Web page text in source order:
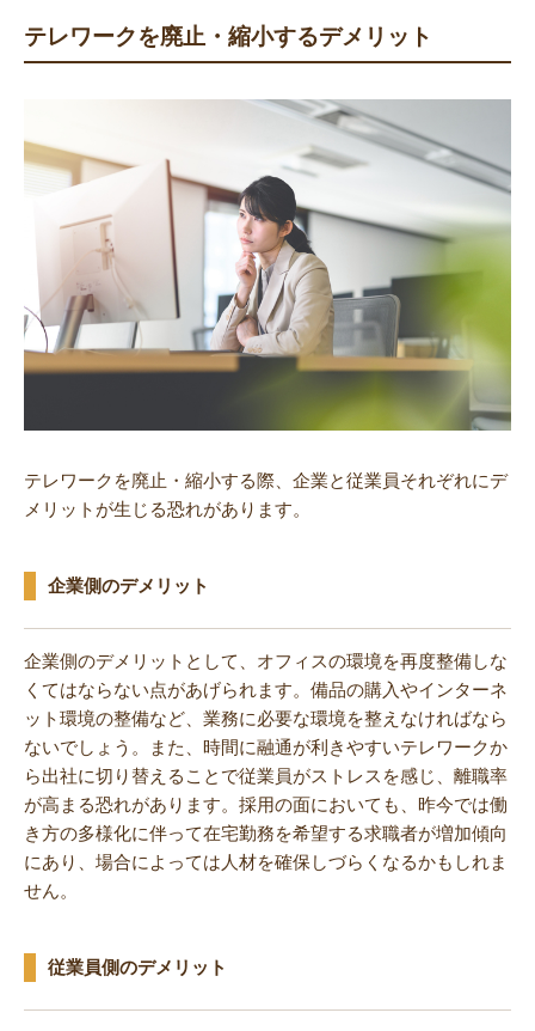
テレワークを廃止・縮小するデメリット
テレワークを廃止・縮小する際、企業と従業員それぞれにデ
メリットが生じる恐れがあります。
企業側のデメリット
企業側のデメリットとして、オフィスの環境を再度整備しな
くてはならない点があげられます。備品の購入やインターネ
ット環境の整備など、業務に必要な環境を整えなければなら
ないでしょう。また、時間に融通が利きやすいテレワークか
ら出社に切り替えることで従業員がストレスを感じ、離職率
が高まる恐れがあります。採用の面においても、昨今では働
き方の多様化に伴って在宅勤務を希望する求職者が増加傾向
にあり、場合によっては人材を確保しづらくなるかもしれま
せん。
従業員側のデメリット